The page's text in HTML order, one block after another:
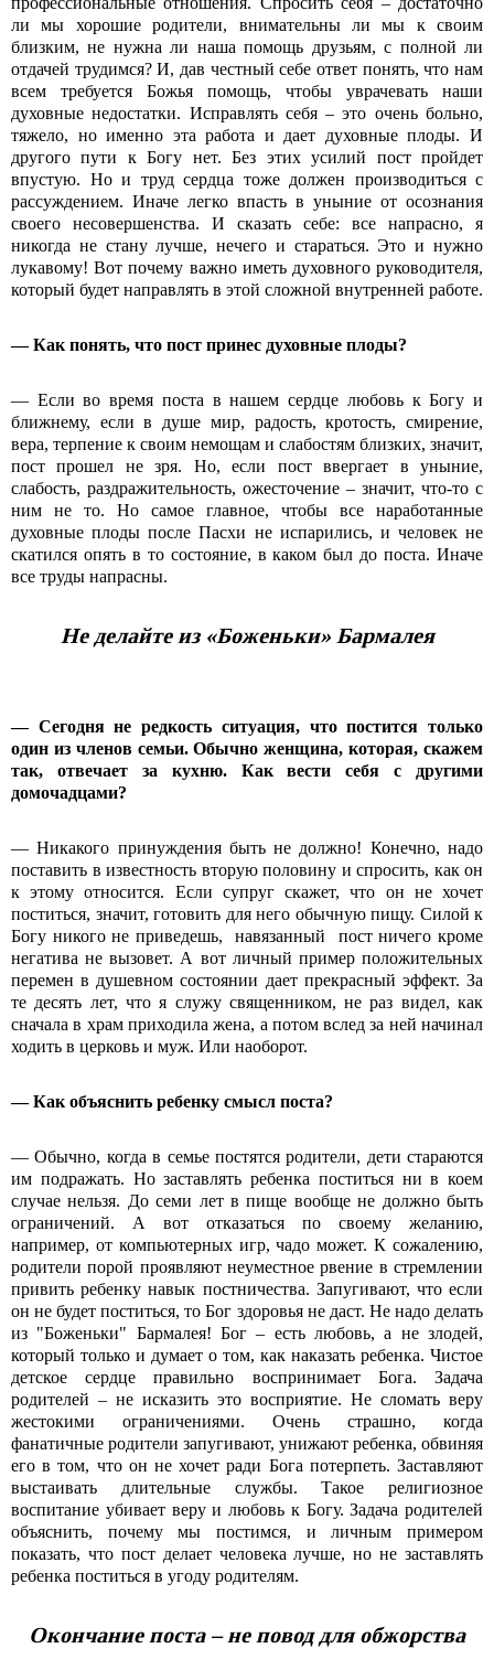
ли мы хорошие родители, внимательны ли мы к своим
близким, не нужна ли наша помощь друзьям, с полной ли
отдачей трудимся? И, дав честный себе ответ понять, что нам
всем требуется Божья помощь, чтобы уврачевать наши
духовные недостатки. Исправлять себя – это очень больно,
тяжело, но именно эта работа и дает духовные плоды. И
другого пути к Богу нет. Без этих усилий пост пройдет
впустую. Но и труд сердца тоже должен производиться с
рассуждением. Иначе легко впасть в уныние от осознания
своего несовершенства. И сказать себе: все напрасно, я
никогда не стану лучше, нечего и стараться. Это и нужно
лукавому! Вот почему важно иметь духовного руководителя,
который будет направлять в этой сложной внутренней работе.
—Как понять, что пост принес духовные плоды?
— Если во время поста в нашем сердце любовь к Богу и
ближнему, если в душе мир, радость, кротость, смирение,
вера, терпение к своим немощам и слабостям близких, значит,
пост прошел не зря. Но, если пост ввергает в уныние,
слабость, раздражительность, ожесточение – значит, что-то с
ним не то. Но самое главное, чтобы все наработанные
духовные плоды после Пасхи не испарились, и человек не
скатился опять в то состояние, в каком был до поста. Иначе
все труды напрасны.
Не делайте из «Боженьки» Бармалея
—Сегодня не редкость ситуация, что постится только
один из членов семьи. Обычно женщина, которая, скажем
так, отвечает за кухню. Как вести себя с другими
домочадцами?
— Никакого принуждения быть не должно! Конечно, надо
поставить в известность вторую половину и спросить, как он
к этому относится. Если супруг скажет, что он не хочет
поститься, значит, готовить для него обычную пищу. Силой к
Богу никого не приведешь, навязанный пост ничего кроме
негатива не вызовет. А вот личный пример положительных
перемен в душевном состоянии дает прекрасный эффект. За
те десять лет, что я служу священником, не раз видел, как
сначала в храм приходила жена, а потом вслед за ней начинал
ходить в церковь и муж. Или наоборот.
—Как объяснить ребенку смысл поста?
— Обычно, когда в семье постятся родители, дети стараются
им подражать. Но заставлять ребенка поститься ни в коем
случае нельзя. До семи лет в пище вообще не должно быть
ограничений. А вот отказаться по своему желанию,
например, от компьютерных игр, чадо может. К сожалению,
родители порой проявляют неуместное рвение в стремлении
привить ребенку навык постничества. Запугивают, что если
он не будет поститься, то Бог здоровья не даст. Не надо делать
из "Боженьки" Бармалея! Бог – есть любовь, а не злодей,
который только и думает о том, как наказать ребенка. Чистое
детское сердце правильно воспринимает Бога. Задача
родителей – не исказить это восприятие. Не сломать веру
жестокими ограничениями. Очень страшно, когда
фанатичные родители запугивают, унижают ребенка, обвиняя
его в том, что он не хочет ради Бога потерпеть. Заставляют
выстаивать длительные службы. Такое религиозное
воспитание убивает веру и любовь к Богу. Задача родителей
объяснить, почему мы постимся, и личным примером
показать, что пост делает человека лучше, но не заставлять
ребенка поститься в угоду родителям.
Окончание поста – не повод для обжорства